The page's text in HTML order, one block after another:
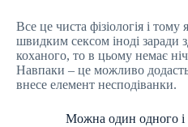
Все це чиста фізіологія і
швидким сексом іноді заради
коханого, то в цьому немає
Навпаки – це можливо додасть
внесе елемент несподіванки.
Можна один одного і